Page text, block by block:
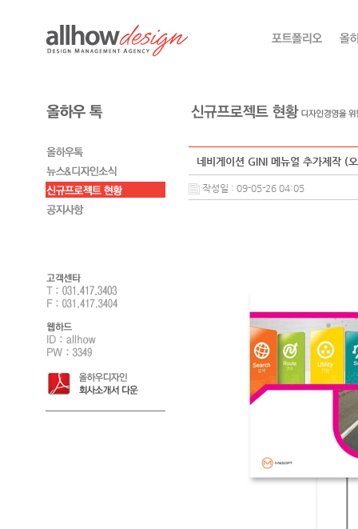
네비게이션 GINI 메뉴얼 추가제작 (
작성일 : 09-05-26 04:05